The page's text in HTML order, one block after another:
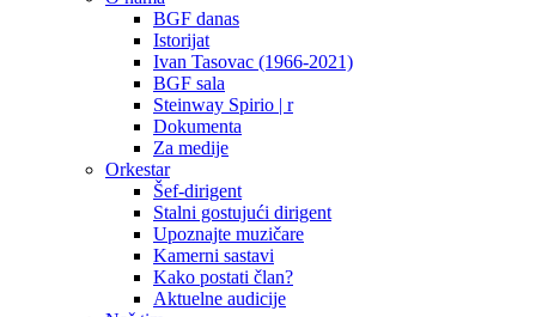
BGF danas
Istorijat
Ivan Tasovac (1966-2021)
BGF sala
Steinway Spirio | r
Dokumenta
Za medije
Orkestar
Šef-dirigent
Stalni gostujući dirigent
Upoznajte muzičare
Kamerni sastavi
Kako postati član?
Aktuelne audicije